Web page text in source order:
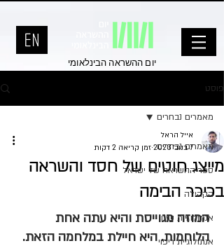
יום ההשראה הבינלאומי
פוסט
מאמרים נבחרים
ספר ההשראה של ישראל
הקהילה
אנתולוגיית שינוי
אנתולוגיית ריפוי
מאמרים נבחרים
מייצג חוטים של חסד והשראה
בכיכר הבימה
אייל הראל
7 בנוב׳ 2023
זמן קריאה 2 דקות
המוזה מגוייסת והיא עתה אחת
הלוחמות. היא חיילת במלחמה הזאת.